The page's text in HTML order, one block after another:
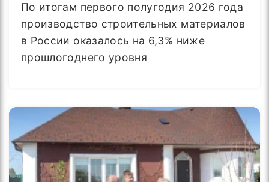
По итогам первого полугодия 2026 года
производство строительных материалов
в России оказалось на 6,3% ниже
прошлогоднего уровня